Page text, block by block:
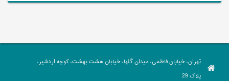
تهران، خیابان فاطمی، میدان گلها، خیابان هشت بهشت، کوچه اردشیر،
پلاک 29